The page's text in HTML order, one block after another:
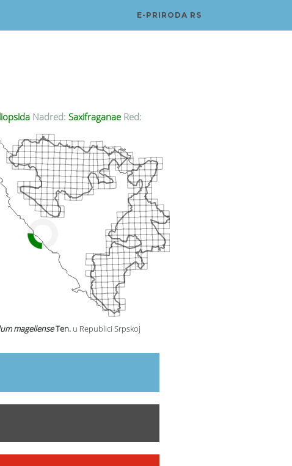
E-PRIRODA RS
Nadred: Saxifraganae Red:
magellenseTen. u Republici Srpskoj